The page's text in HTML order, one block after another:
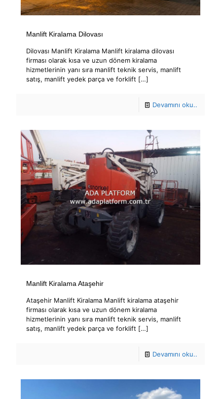
Manlift Kiralama Dilovası
Dilovası Manlift Kiralama Manlift kiralama dilovası
firması olarak kısa ve uzun dönem kiralama
hizmetlerinin yanı sıra manlift teknik servis, manlift
satış, manlift yedek parça ve forklift […]
Devamını oku..
Manlift Kiralama Ataşehir
Ataşehir Manlift Kiralama Manlift kiralama ataşehir
firması olarak kısa ve uzun dönem kiralama
hizmetlerinin yanı sıra manlift teknik servis, manlift
satış, manlift yedek parça ve forklift […]
Devamını oku..